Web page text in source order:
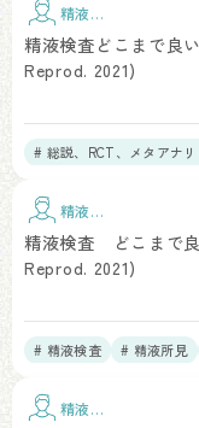
精液検
査
精液検査どこまで良
Reprod. 2021)
# 総説、RCT、メタアナ
精液検
査
精液検査 どこまで
Reprod. 2021)
# 精液検査 # 精液所見
精液検